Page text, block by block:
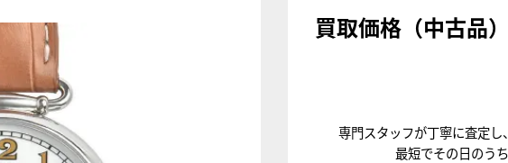
買取価格（中古品
専門スタッフが丁寧に査定し
最短でその日のう